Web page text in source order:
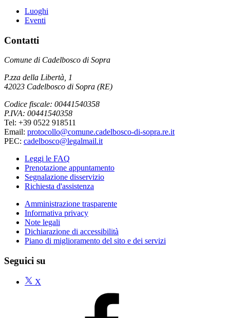
Luoghi
Eventi
Contatti
Comune di Cadelbosco di Sopra
P.zza della Libertà, 1
42023 Cadelbosco di Sopra (RE)
Codice fiscale: 00441540358
P.IVA: 00441540358
Tel: +39 0522 918511
Email: protocollo@comune.cadelbosco-di-sopra.re.it
PEC: cadelbosco@legalmail.it
Leggi le FAQ
Prenotazione appuntamento
Segnalazione disservizio
Richiesta d'assistenza
Amministrazione trasparente
Informativa privacy
Note legali
Dichiarazione di accessibilità
Piano di miglioramento del sito e dei servizi
Seguici su
X